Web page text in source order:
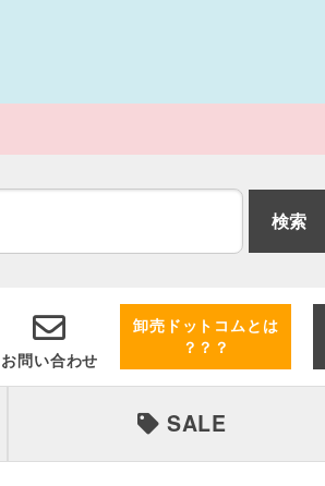
検索
お問い合わせ
卸売ドットコムとは
？？？
SALE